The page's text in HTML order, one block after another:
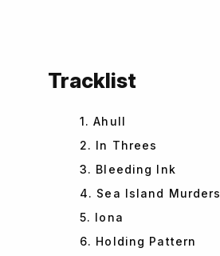
Tracklist
1. Ahull
2. In Threes
3. Bleeding Ink
4. Sea Island Murders
5. Iona
6. Holding Pattern